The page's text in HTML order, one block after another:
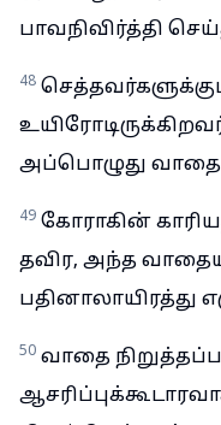
பாவநிவிர்த்தி
48
அப்பொழுது வாதை
49 கோராகின்
தவிர, அந்த
பதினாலாயிரத்து
50 வாதை